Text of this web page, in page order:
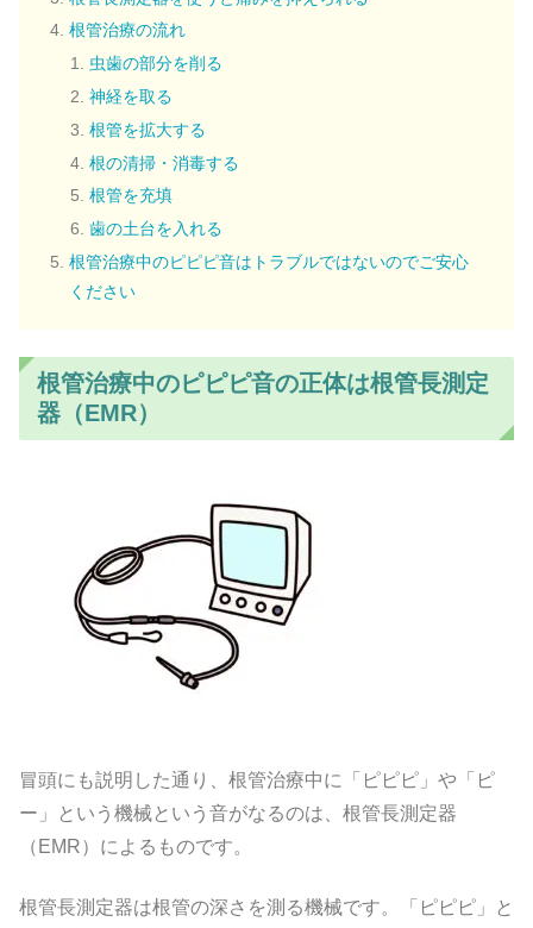
根管治療の流れ
虫歯の部分を削る
神経を取る
根管を拡大する
根の清掃・消毒する
根管を充填
歯の土台を入れる
根管治療中のピピピ音はトラブルではないのでご安心
ください
根管治療中のピピピ音の正体は根管長測定
器（EMR）
冒頭にも説明した通り、根管治療中に「ピピピ」や「ピ
ー」という機械という音がなるのは、根管長測定器
（EMR）によるものです。
根管長測定器は根管の深さを測る機械です。「ピピピ」と